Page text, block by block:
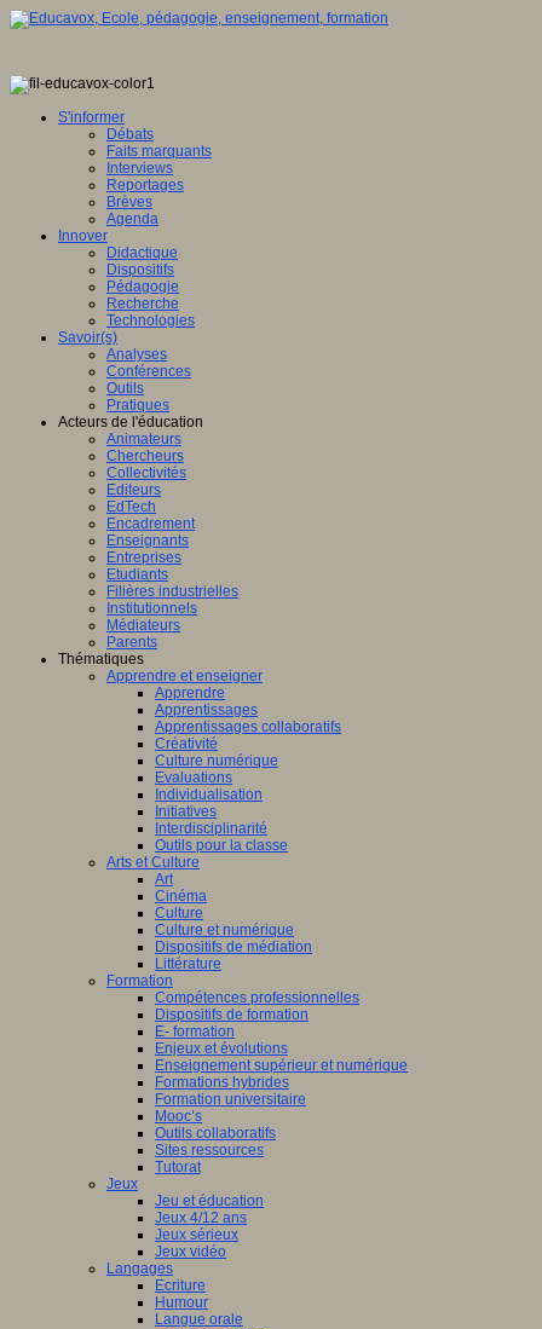
S'informer
Débats
Faits marquants
Interviews
Reportages
Brèves
Agenda
Innover
Didactique
Dispositifs
Pédagogie
Recherche
Technologies
Savoir(s)
Analyses
Conférences
Outils
Pratiques
Acteurs de l'éducation
Animateurs
Chercheurs
Collectivités
Editeurs
EdTech
Encadrement
Enseignants
Entreprises
Etudiants
Filières industrielles
Institutionnels
Médiateurs
Parents
Thématiques
Apprendre et enseigner
Apprendre
Apprentissages
Apprentissages collaboratifs
Créativité
Culture numérique
Evaluations
Individualisation
Initiatives
Interdisciplinarité
Outils pour la classe
Arts et Culture
Art
Cinéma
Culture
Culture et numérique
Dispositifs de médiation
Littérature
Formation
Compétences professionnelles
Dispositifs de formation
E- formation
Enjeux et évolutions
Enseignement supérieur et numérique
Formations hybrides
Formation universitaire
Mooc’s
Outils collaboratifs
Sites ressources
Tutorat
Jeux
Jeu et éducation
Jeux 4/12 ans
Jeux sérieux
Jeux vidéo
Langages
Ecriture
Humour
Langue orale